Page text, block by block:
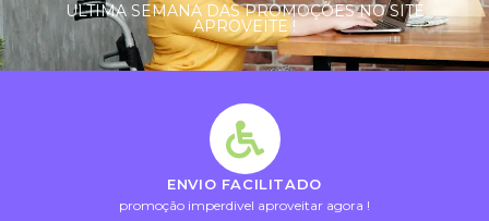
ULTIMA SEMANA DAS PROMOÇÕES NO SITE
APROVEITE !
ENVIO FACILITADO
promoção imperdivel aproveitar agora !